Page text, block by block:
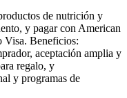
de nutrición y
y pagar con American
Visa. Beneficios:
aceptación amplia y
regalo, y
y programas de